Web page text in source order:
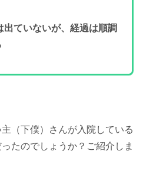
出ていないが、経過は順調
（下僕）さんが入院している
たのでしょうか？ご紹介しま